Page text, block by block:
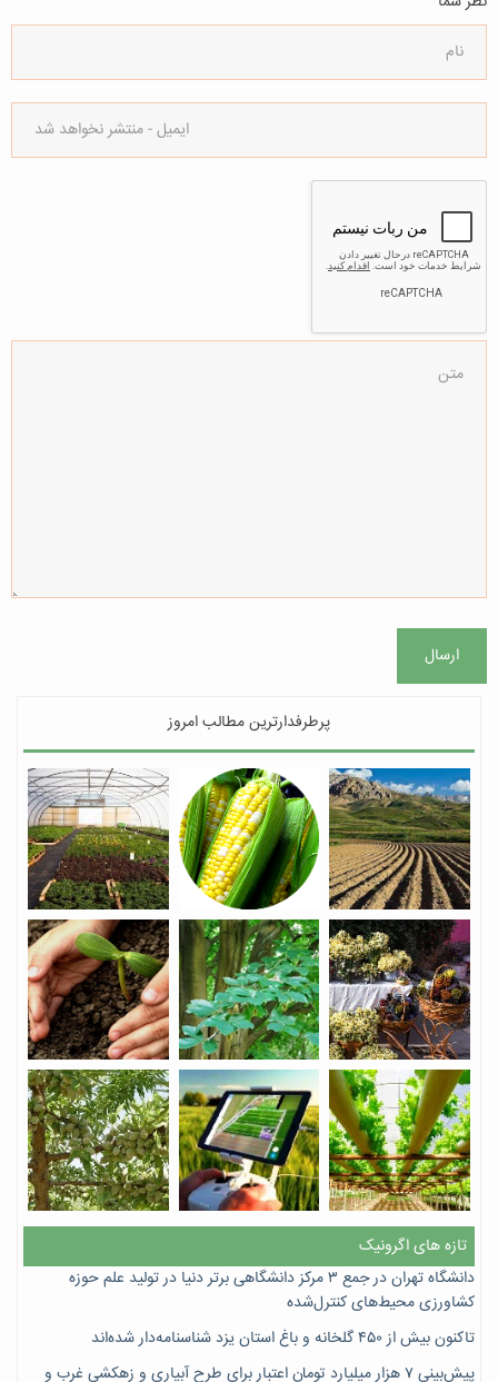
ارسال
پرطرفدارترین مطالب امروز
تازه های اگرونیک
دانشگاه تهران در جمع ۳ مرکز دانشگاهی برتر دنیا در تولید علم حوزه
کشاورزی محیط‌های کنترل‌شده
تاکنون بیش از ۴۵۰ گلخانه و باغ استان یزد شناسنامه‌دار شده‌اند
پیش‌بینی ۷‌ هزار میلیارد تومان اعتبار برای طرح آبیاری و زهکشی غرب و